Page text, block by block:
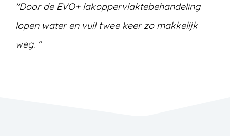
"Door de EVO+ lakoppervlaktebehandeling
lopen water en vuil twee keer zo makkelijk
weg. "